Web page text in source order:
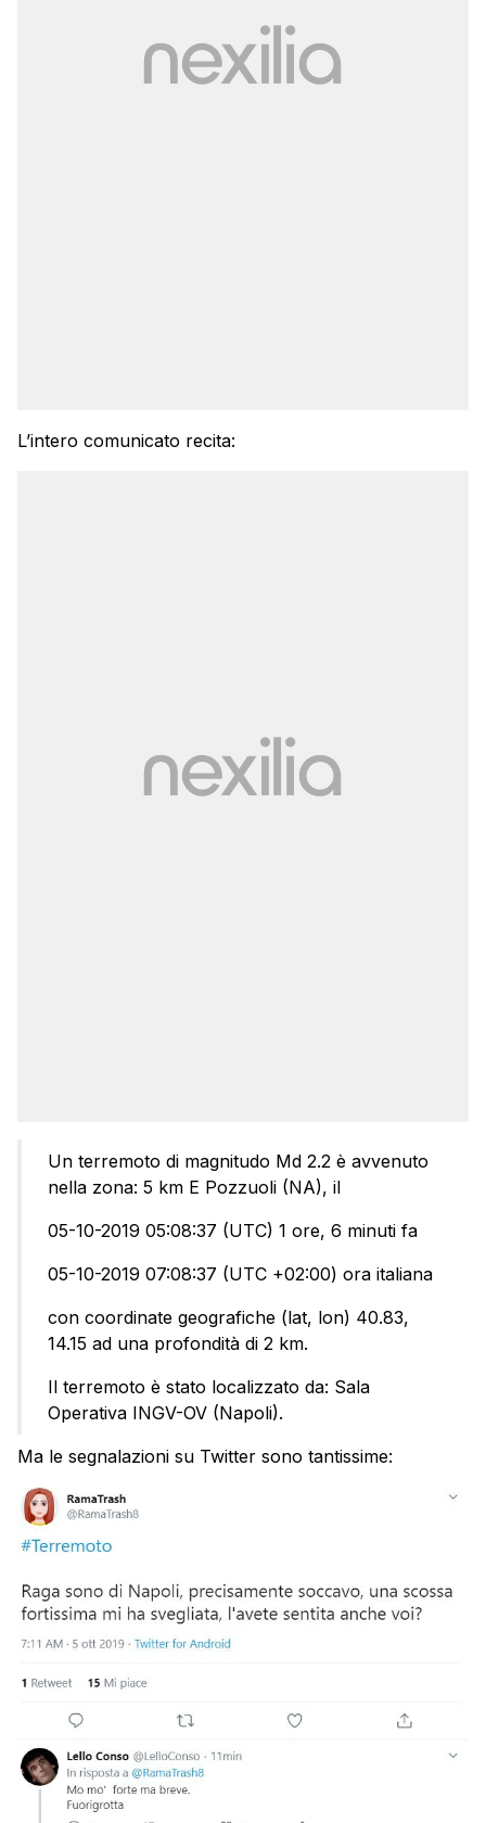
L’intero comunicato recita:
Un terremoto di magnitudo Md 2.2 è avvenuto
nella zona: 5 km E Pozzuoli (NA), il
05-10-2019 05:08:37 (UTC) 1 ore, 6 minuti fa
05-10-2019 07:08:37 (UTC +02:00) ora italiana
con coordinate geografiche (lat, lon) 40.83,
14.15 ad una profondità di 2 km.
Il terremoto è stato localizzato da: Sala
Operativa INGV-OV (Napoli).
Ma le segnalazioni su Twitter sono tantissime: